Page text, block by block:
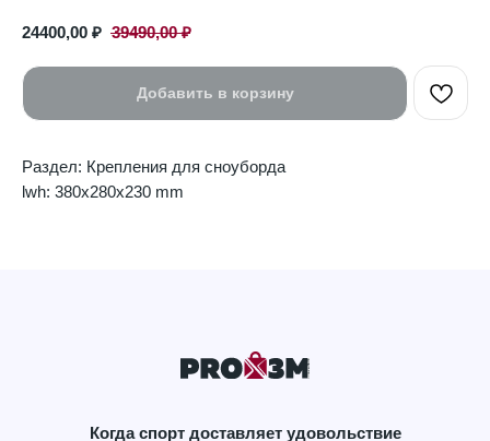
24400,00 ₽ 39490,00 ₽
Добавить в корзину
Раздел: Крепления для сноуборда
lwh: 380x280x230 mm
Когда спорт доставляет удовольствие